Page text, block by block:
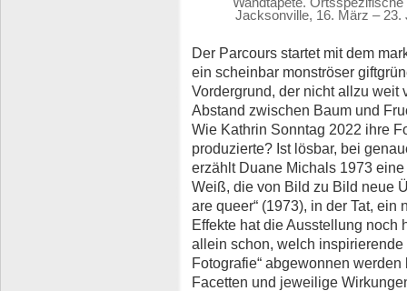
Jacksonville, 16. März –
Der Parcours startet mit dem
ein scheinbar monströser
Vordergrund, der nicht allzu weit
Abstand zwischen Baum und
Wie Kathrin Sonntag 2022 ihre
produzierte? Ist lösbar, bei
erzählt Duane Michals 1973
Weiß, die von Bild zu Bild neue
are queer“ (1973), in der Tat,
Effekte hat die Ausstellung noch
allein schon, welch
Fotografie“ abgewonnen
Facetten und jeweilige